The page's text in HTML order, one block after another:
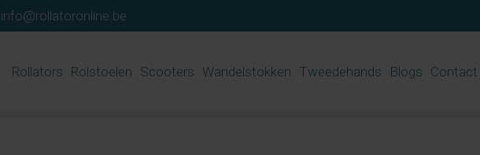
info@rollatoronline.be
Rollators Rolstoelen Scooters Wandelstokken Tweedehands Blogs Contact